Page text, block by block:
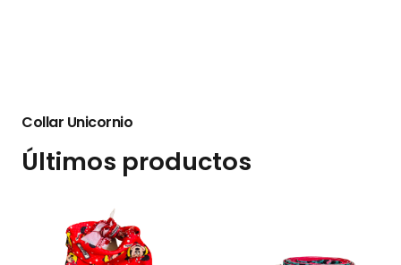
Collar Unicornio
Últimos productos